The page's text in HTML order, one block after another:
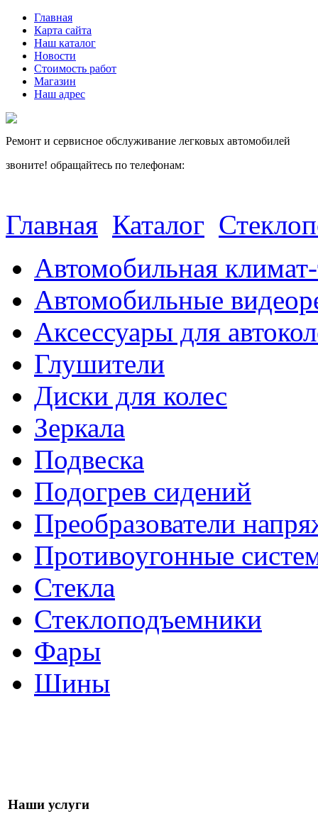
Главная
Карта сайта
Наш каталог
Новости
Стоимость работ
Магазин
Наш адрес
Ремонт и сервисное обслуживание легковых автомобилей
звоните! обращайтесь по телефонам:
Главная Каталог
Автомобильная
Автомобильные
Аксессуары для
Глушители
Диски для колес
Зеркала
Подвеска
Подогрев сидений
Преобразователи
Противоугонные
Стекла
Стеклоподъемники
Фары
Шины
Наши услуги